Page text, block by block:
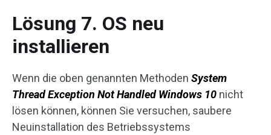
Lösung 7. OS neu
installieren
Wenn die oben genannten Methoden System
Thread Exception Not Handled Windows 10 nicht
lösen können, können Sie versuchen, saubere
Neuinstallation des Betriebssystems